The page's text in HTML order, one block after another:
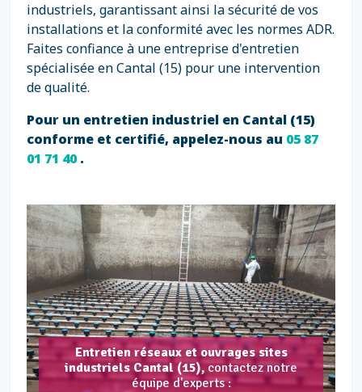
industriels, garantissant ainsi la sécurité de vos
installations et la conformité avec les normes ADR.
Faites confiance à une entreprise d'entretien
spécialisée en Cantal (15) pour une intervention
de qualité.
Pour un entretien industriel en Cantal (15)
conforme et certifié, appelez-nous au 05 87
01 71 40.
Entretien réseaux et ouvrages sites
industriels Cantal (15),contactez notre
équipe d'experts :